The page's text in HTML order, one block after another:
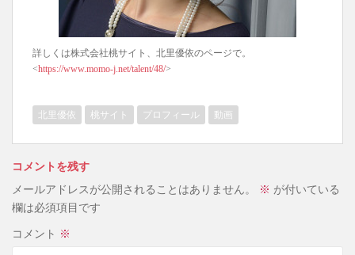
詳しくは株式会社桃サイト、北里優依のページで。
<https://www.momo-j.net/talent/48/>
北里優依 桃サイト プロフィール 動画
コメントを残す
メールアドレスが公開されることはありません。
※ が付いている
欄は必須項目です
コメント ※